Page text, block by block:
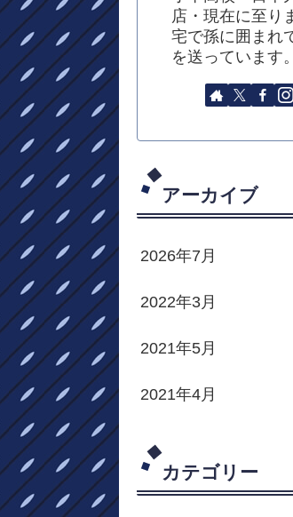
店・現在に至り
宅で孫に囲まれ
を送っています。
アーカイブ
2026年7月
2022年3月
2021年5月
2021年4月
カテゴリー